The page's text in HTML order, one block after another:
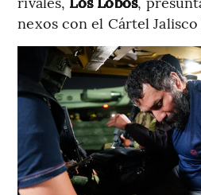
nexos con el Cártel